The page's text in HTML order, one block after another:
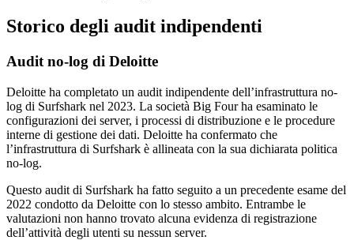
Storico degli audit indipendenti
Audit no-log di Deloitte
Deloitte ha completato un audit indipendente dell’infrastruttura no-
log di Surfshark nel 2023. La società Big Four ha esaminato le
configurazioni dei server, i processi di distribuzione e le procedure
interne di gestione dei dati. Deloitte ha confermato che
l’infrastruttura di Surfshark è allineata con la sua dichiarata politica
no-log.
Questo audit di Surfshark ha fatto seguito a un precedente esame del
2022 condotto da Deloitte con lo stesso ambito. Entrambe le
valutazioni non hanno trovato alcuna evidenza di registrazione
dell’attività degli utenti su nessun server.